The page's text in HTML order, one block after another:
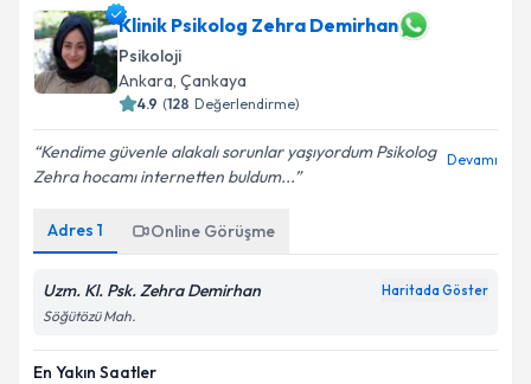
Klinik Psikolog Zehra Demirhan
Psikoloji
Ankara, Çankaya
4.9 (128 Değerlendirme)
Kendime güvenle alakalı sorunlar yaşıyordum Psikolog
Zehra hocamı internetten buldum...
Devamı
Adres 1 Online Görüşme
Uzm. Kl. Psk. Zehra Demirhan Haritada Göster
Söğütözü Mah.
En Yakın Saatler